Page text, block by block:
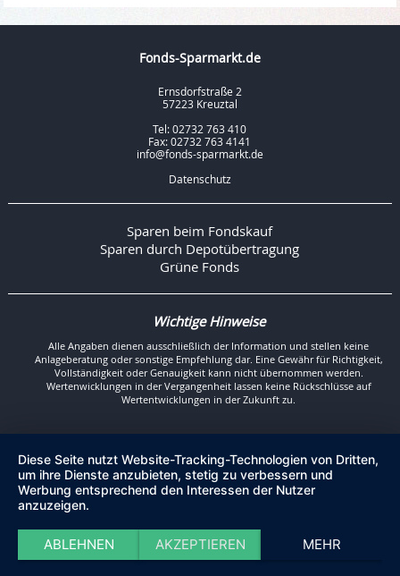
Fonds-Sparmarkt.de
Ernsdorfstraße 2
57223 Kreuztal
Tel: 02732 763 410
Fax: 02732 763 4141
info@fonds-sparmarkt.de
Datenschutz
Sparen beim Fondskauf
Sparen durch Depotübertragung
Grüne Fonds
Wichtige Hinweise
Alle Angaben dienen ausschließlich der Information und stellen keine
Anlageberatung oder sonstige Empfehlung dar. Eine Gewähr für Richtigkeit,
Vollständigkeit oder Genauigkeit kann nicht übernommen werden.
Wertenwicklungen in der Vergangenheit lassen keine Rückschlüsse auf
Wertentwicklungen in der Zukunft zu.
Diese Seite nutzt Website-Tracking-Technologien von Dritten,
um ihre Dienste anzubieten, stetig zu verbessern und
Werbung entsprechend den Interessen der Nutzer
anzuzeigen.
ABLEHNEN AKZEPTIEREN MEHR